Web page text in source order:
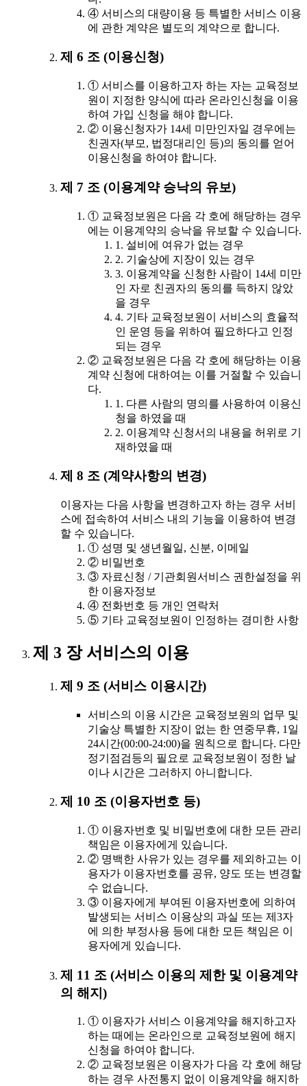
④ 서비스의 대량이용 등 특별한 서비스 이용
에 관한 계약은 별도의 계약으로 합니다.
제 6 조 (이용신청)
① 서비스를 이용하고자 하는 자는 교육정보
원이 지정한 양식에 따라 온라인신청을 이용
하여 가입 신청을 해야 합니다.
② 이용신청자가 14세 미만인자일 경우에는
친권자(부모, 법정대리인 등)의 동의를 얻어
이용신청을 하여야 합니다.
제 7 조 (이용계약 승낙의 유보)
① 교육정보원은 다음 각 호에 해당하는 경우
에는 이용계약의 승낙을 유보할 수 있습니다.
1. 설비에 여유가 없는 경우
2. 기술상에 지장이 있는 경우
3. 이용계약을 신청한 사람이 14세 미만
인 자로 친권자의 동의를 득하지 않았
을 경우
4. 기타 교육정보원이 서비스의 효율적
인 운영 등을 위하여 필요하다고 인정
되는 경우
② 교육정보원은 다음 각 호에 해당하는 이용
계약 신청에 대하여는 이를 거절할 수 있습니
다.
1. 다른 사람의 명의를 사용하여 이용신
청을 하였을 때
2. 이용계약 신청서의 내용을 허위로 기
재하였을 때
제 8 조 (계약사항의 변경)
이용자는 다음 사항을 변경하고자 하는 경우 서비
스에 접속하여 서비스 내의 기능을 이용하여 변경
할 수 있습니다.
① 성명 및 생년월일, 신분, 이메일
② 비밀번호
③ 자료신청 / 기관회원서비스 권한설정을 위
한 이용자정보
④ 전화번호 등 개인 연락처
⑤ 기타 교육정보원이 인정하는 경미한 사항
제 3 장 서비스의 이용
제 9 조 (서비스 이용시간)
서비스의 이용 시간은 교육정보원의 업무 및
기술상 특별한 지장이 없는 한 연중무휴, 1일
24시간(00:00-24:00)을 원칙으로 합니다. 다만
정기점검등의 필요로 교육정보원이 정한 날
이나 시간은 그러하지 아니합니다.
제 10 조 (이용자번호 등)
① 이용자번호 및 비밀번호에 대한 모든 관리
책임은 이용자에게 있습니다.
② 명백한 사유가 있는 경우를 제외하고는 이
용자가 이용자번호를 공유, 양도 또는 변경할
수 없습니다.
③ 이용자에게 부여된 이용자번호에 의하여
발생되는 서비스 이용상의 과실 또는 제3자
에 의한 부정사용 등에 대한 모든 책임은 이
용자에게 있습니다.
제 11 조 (서비스 이용의 제한 및 이용계약
의 해지)
① 이용자가 서비스 이용계약을 해지하고자
하는 때에는 온라인으로 교육정보원에 해지
신청을 하여야 합니다.
② 교육정보원은 이용자가 다음 각 호에 해당
하는 경우 사전통지 없이 이용계약을 해지하